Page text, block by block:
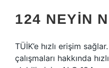
124 NEYIN
TÜİK’e hızlı erişim
çalışmaları hakkında